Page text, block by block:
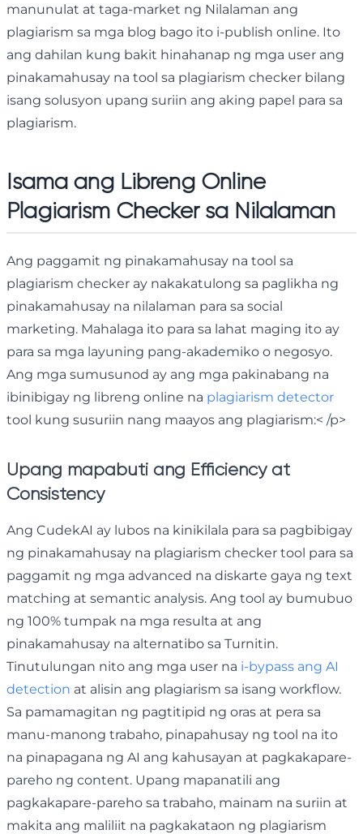
manunulat at taga-market ng Nilalaman ang
plagiarism sa mga blog bago ito i-publish online. Ito
ang dahilan kung bakit hinahanap ng mga user ang
pinakamahusay na tool sa plagiarism checker bilang
isang solusyon upang suriin ang aking papel para sa
plagiarism.
Isama ang Libreng Online
Plagiarism Checker sa Nilalaman
Ang paggamit ng pinakamahusay na tool sa
plagiarism checker ay nakakatulong sa paglikha ng
pinakamahusay na nilalaman para sa social
marketing. Mahalaga ito para sa lahat maging ito ay
para sa mga layuning pang-akademiko o negosyo.
Ang mga sumusunod ay ang mga pakinabang na
ibinibigay ng libreng online na plagiarism detector
tool kung susuriin nang maayos ang plagiarism:< /p>
Upang mapabuti ang Efficiency at
Consistency
Ang CudekAI ay lubos na kinikilala para sa pagbibigay
ng pinakamahusay na plagiarism checker tool para sa
paggamit ng mga advanced na diskarte gaya ng text
matching at semantic analysis. Ang tool ay bumubuo
ng 100% tumpak na mga resulta at ang
pinakamahusay na alternatibo sa Turnitin.
Tinutulungan nito ang mga user na i-bypass ang AI
detection at alisin ang plagiarism sa isang workflow.
Sa pamamagitan ng pagtitipid ng oras at pera sa
manu-manong trabaho, pinapahusay ng tool na ito
na pinapagana ng AI ang kahusayan at pagkakapare-
pareho ng content. Upang mapanatili ang
pagkakapare-pareho sa trabaho, mainam na suriin at
makita ang maliliit na pagkakataon ng plagiarism